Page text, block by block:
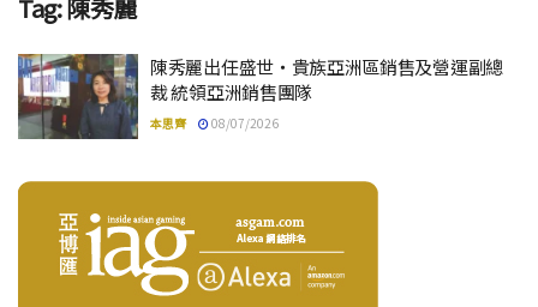
Tag:陳秀麗
陳秀麗出任盛世・貴族亞洲區銷售及營運副總
裁 統領亞洲銷售團隊
本思齊 08/07/2026